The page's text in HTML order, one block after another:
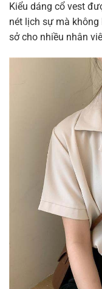
Kiểu dáng cổ vest
nét lịch sự mà
sở cho nhiều nhân